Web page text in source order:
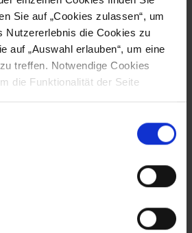
Sie auf „Cookies zulassen“, um
Nutzererlebnis die Cookies zu
auf „Auswahl erlauben“, um eine
treffen. Notwendige Cookies
die Funktionalität der Seite
kontaktieren Sie uns. Wir
der richtigen Komponenten